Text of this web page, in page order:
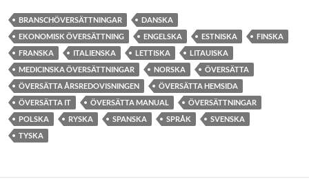
BRANSCHÖVERSÄTTNINGAR
DANSKA
EKONOMISK ÖVERSÄTTNING
ENGELSKA ESTNISKA
FINSKA
FRANSKA
ITALIENSKA LETTISKA
LITAUISKA
MEDICINSKA ÖVERSÄTTNINGAR
NORSKA
ÖVERSÄTTA
ÖVERSÄTTA ÅRSREDOVISNINGEN
ÖVERSÄTTA HEMSIDA
ÖVERSÄTTA IT
ÖVERSÄTTA MANUAL
ÖVERSÄTTNINGAR
POLSKA
RYSKA SPANSKA SPRÅK
SVENSKA
TYSKA